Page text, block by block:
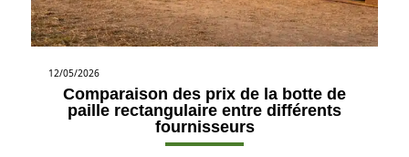
12/05/2026
Comparaison des prix de la botte de
paille rectangulaire entre différents
fournisseurs